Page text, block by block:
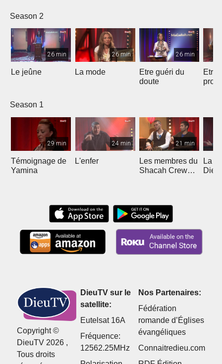
Season 2
26 min
Le jeûne
26 min
La mode
26 min
Etre guéri du
doute
Etre
Season 1
29 min
Témoignage de
Yamina
24 min
L'enfer
21 min
Les membres du
Shacah Crew
La
Dieu
Copyright ©
DieuTV 2026 ,
Tous droits
DieuTV sur le
satellite:
Eutelsat 16A
Fréquence:
12562.25MHz
Nos Partenaires:
Fédération
romande d’Églises
évangéliques
Connaitredieu.com